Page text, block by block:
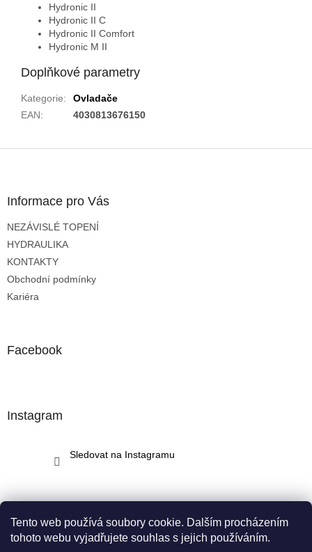
Tento web používá soubory cookie. Dalším procházením
tohoto webu vyjadřujete souhlas s jejich používáním.
Hydronic II
Hydronic II C
Hydronic II Comfort
Hydronic M II
Doplňkové parametry
Kategorie:
Ovladače
EAN: 4030813676150
Informace pro Vás
NEZÁVISLÉ TOPENÍ
HYDRAULIKA
KONTAKTY
Obchodní podmínky
Kariéra
Facebook
Instagram
Sledovat na Instagramu